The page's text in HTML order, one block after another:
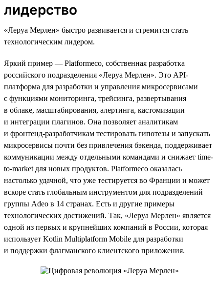
лидерство
«Леруа Мерлен» быстро развивается и стремится стать
технологическим лидером.
Яркий пример — Platformeco, собственная разработка
российского подразделения «Леруа Мерлен». Это API-
платформа для разработки и управления микросервисами
с функциями мониторинга, трейсинга, развертывания
в облаке, масштабирования, алертинга, кастомизации
и интеграции плагинов. Она позволяет аналитикам
и фронтенд-разработчикам тестировать гипотезы и запускать
микросервисы почти без привлечения бэкенда, поддерживает
коммуникации между отдельными командами и снижает time-
to-market для новых продуктов. Platformeco оказалась
настолько удачной, что уже тестируется во Франции и может
вскоре стать глобальным инструментом для подразделений
группы Adeo в 14 странах. Есть и другие примеры
технологических достижений. Так, «Леруа Мерлен» является
одной из первых и крупнейших компаний в России, которая
использует Kotlin Multiplatform Mobile для разработки
и поддержки флагманского клиентского приложения.